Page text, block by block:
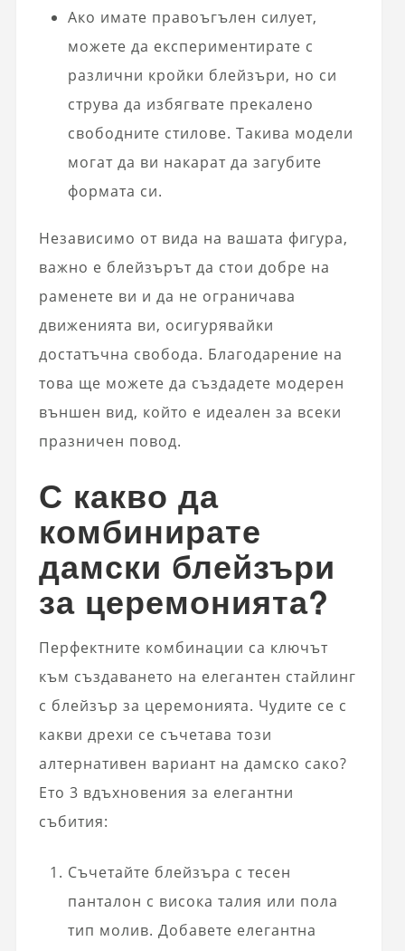
Ако имате правоъгълен силует,
можете да експериментирате с
различни кройки блейзъри, но си
струва да избягвате прекалено
свободните стилове. Такива модели
могат да ви накарат да загубите
формата си.
Независимо от вида на вашата фигура,
важно е блейзърът да стои добре на
раменете ви и да не ограничава
движенията ви, осигурявайки
достатъчна свобода. Благодарение на
това ще можете да създадете модерен
външен вид, който е идеален за всеки
празничен повод.
С какво да
комбинирате
дамски блейзъри
за церемонията?
Перфектните комбинации са ключът
към създаването на елегантен стайлинг
с блейзър за церемонията. Чудите се с
какви дрехи се съчетава този
алтернативен вариант на дамско сако?
Ето 3 вдъхновения за елегантни
събития:
Съчетайте блейзъра с тесен
панталон с висока талия или пола
тип молив. Добавете елегантна